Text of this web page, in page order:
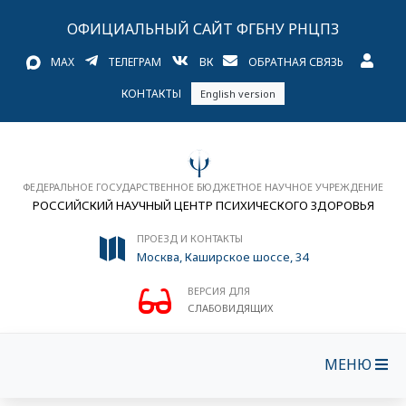
ОФИЦИАЛЬНЫЙ САЙТ ФГБНУ РНЦПЗ
MAX ТЕЛЕГРАМ ВК ОБРАТНАЯ СВЯЗЬ
КОНТАКТЫ English version
ФЕДЕРАЛЬНОЕ ГОСУДАРСТВЕННОЕ БЮДЖЕТНОЕ НАУЧНОЕ УЧРЕЖДЕНИЕ
РОССИЙСКИЙ НАУЧНЫЙ ЦЕНТР ПСИХИЧЕСКОГО ЗДОРОВЬЯ
ПРОЕЗД И КОНТАКТЫ
Москва, Каширское шоссе, 34
ВЕРСИЯ ДЛЯ
СЛАБОВИДЯЩИХ
МЕНЮ